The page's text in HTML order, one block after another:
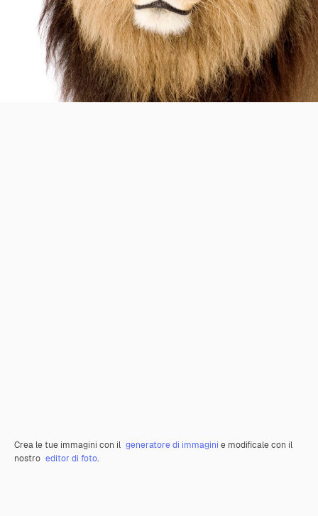
Crea le tue immagini con il generatore di immagini e modificale con il
nostro editor di foto.